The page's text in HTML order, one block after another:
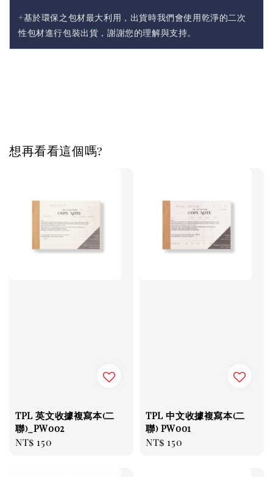
+基於環保之包材最大利用，出貨時我們會使用乾淨的二次
性包材進行包裝出貨，謝謝您的理解與支持。
想再看看這個嗎?
TPL 英文收據複寫本(二
聯)_PW002
Regular
NT$ 150
TPL 中文收據複寫本(二
聯) PW001
Regular
NT$ 150